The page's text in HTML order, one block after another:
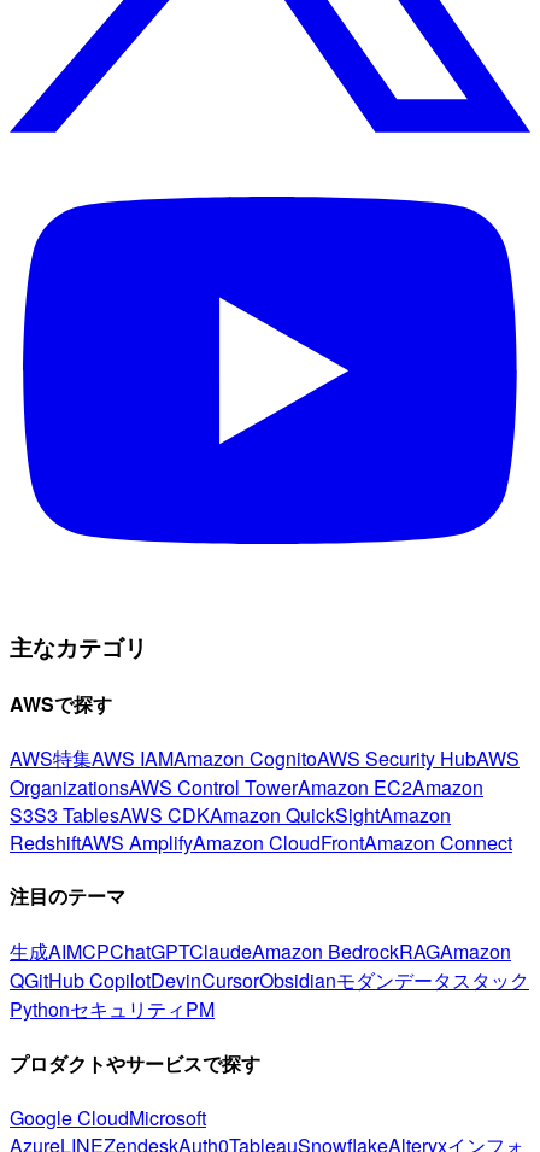
主なカテゴリ
AWSで探す
AWS特集AWS IAMAmazon CognitoAWS Security HubAWS
OrganizationsAWS Control TowerAmazon EC2Amazon
S3S3 TablesAWS CDKAmazon QuickSightAmazon
RedshiftAWS AmplifyAmazon CloudFrontAmazon Connect
注目のテーマ
生成AIMCPChatGPTClaudeAmazon BedrockRAGAmazon
QGitHub CopilotDevinCursorObsidianモダンデータスタック
PythonセキュリティPM
プロダクトやサービスで探す
Google CloudMicrosoft
AzureLINEZendeskAuth0TableauSnowflakeAlteryxインフォ